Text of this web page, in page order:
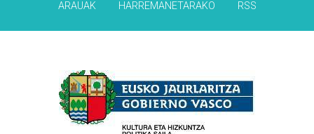
ARAUAK HARREMANETARAKO RSS